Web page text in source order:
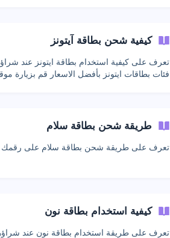
كيفية شحن بطاقة آيتونز
تعرف على كيفية استخدام بطاقة ايتونز عند
طريقة شحن بطاقة سلام
تعرف على طريقة شحن بطاقة سلام على رقمك
كيفية استخدام بطاقة نون
تعرف على طريقة استخدام بطاقة نون عند